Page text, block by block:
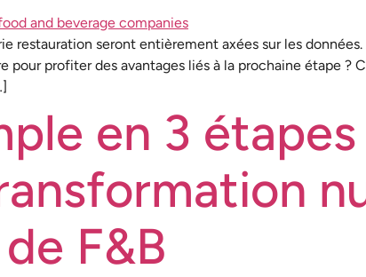
restauration seront entièrement axées sur les
profiter des avantages liés à la prochaine étape ?
en 3
F&B